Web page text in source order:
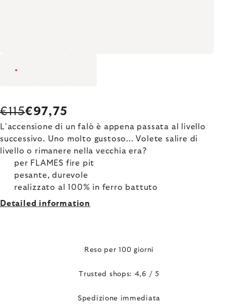
€115€97,75
L'accensione di un falò è appena passata al livello
successivo. Uno molto gustoso... Volete salire di
livello o rimanere nella vecchia era?
per FLAMES fire pit
pesante, durevole
realizzato al 100% in ferro battuto
Detailed information
Reso per 100 giorni
Trusted shops: 4,6 / 5
Spedizione immediata